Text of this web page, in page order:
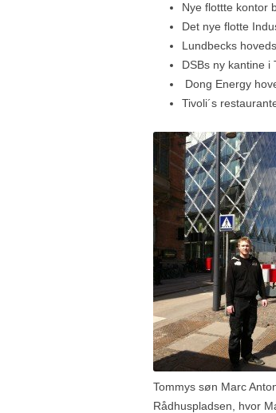
Nye flottte kontor
Det nye flotte
Lundbecks
DSBs ny kantine i
Dong Energy
Tivoli´s
Tommys søn Marc
Rådhuspladsen, hvor